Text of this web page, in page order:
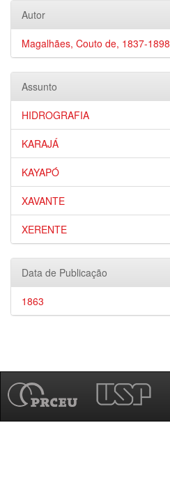
Autor
Magalhães, Couto de, 1837-1898
Assunto
HIDROGRAFIA
KARAJÁ
KAYAPÓ
XAVANTE
XERENTE
Data de Publicação
1863